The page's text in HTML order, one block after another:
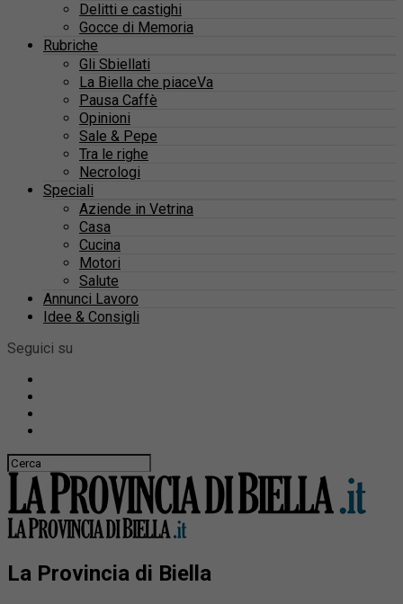
Delitti e castighi
Gocce di Memoria
Rubriche
Gli Sbiellati
La Biella che piaceVa
Pausa Caffè
Opinioni
Sale & Pepe
Tra le righe
Necrologi
Speciali
Aziende in Vetrina
Casa
Cucina
Motori
Salute
Annunci Lavoro
Idee & Consigli
Seguici su
La Provincia di Biella